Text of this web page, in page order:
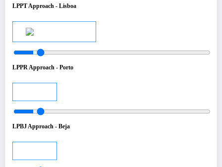
LPPT Approach - Lisboa
LPPR Approach - Porto
LPBJ Approach - Beja